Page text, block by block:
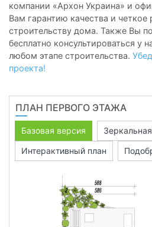
компании «Архон Украина» и
Вам гарантию качества и четкое
строительству дома. Также Вы
бесплатно консультироваться у
любом этапе строительства.
проекта!
ПЛАН ПЕРВОГО ЭТАЖА
Базовая версия
Интерактивный план